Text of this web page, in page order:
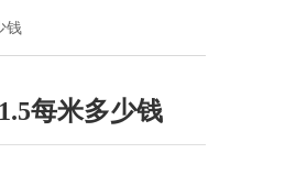
钱
每米多少钱